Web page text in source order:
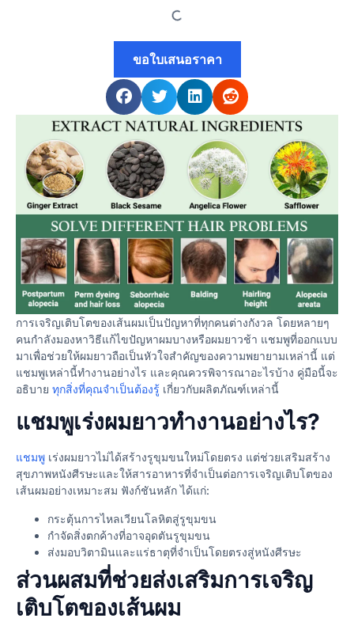
การเจริญเติบโตของเส้นผมเป็นปัญหาที่ทุกคนต่างกังวล โดยหลายๆ
คนกำลังมองหาวิธีแก้ไขปัญหาผมบางหรือผมยาวช้า แชมพูที่ออกแบบ
มาเพื่อช่วยให้ผมยาวถือเป็นหัวใจสำคัญของความพยายามเหล่านี้ แต่
แชมพูเหล่านี้ทำงานอย่างไร และคุณควรพิจารณาอะไรบ้าง คู่มือนี้จะ
อธิบาย ทุกสิ่งที่คุณจำเป็นต้องรู้ เกี่ยวกับผลิตภัณฑ์เหล่านี้
แชมพูเร่งผมยาวทำงานอย่างไร?
แชมพู เร่งผมยาวไม่ได้สร้างรูขุมขนใหม่โดยตรง แต่ช่วยเสริมสร้าง
สุขภาพหนังศีรษะและให้สารอาหารที่จำเป็นต่อการเจริญเติบโตของ
เส้นผมอย่างเหมาะสม ฟังก์ชันหลัก ได้แก่:
กระตุ้นการไหลเวียนโลหิตสู่รูขุมขน
กำจัดสิ่งตกค้างที่อาจอุดตันรูขุมขน
ส่งมอบวิตามินและแร่ธาตุที่จำเป็นโดยตรงสู่หนังศีรษะ
ส่วนผสมที่ช่วยส่งเสริมการเจริญ
เติบโตของเส้นผม
ขอใบเสนอราคา